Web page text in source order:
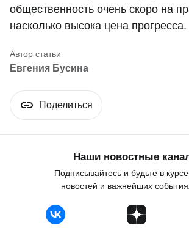
общественность очень скоро на
насколько высока цена прогресса.
Евгения Бусина
Поделиться
Наши новостные
Подписывайтесь и будьте в
новостей и важнейших